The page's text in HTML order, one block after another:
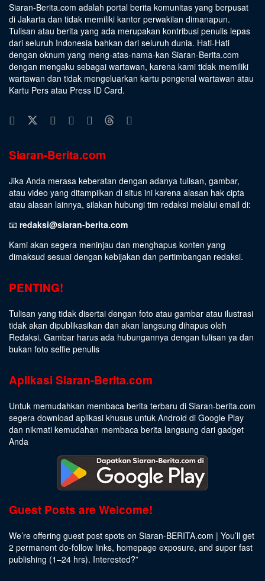
Siaran-Berita.com adalah portal berita komunitas yang berpusat
di Jakarta dan tidak memiliki kantor perwakilan dimanapun.
Tulisan atau berita yang ada merupakan kontribusi penulis lepas
dari seluruh Indonesia bahkan dari seluruh dunia. Hati-Hati
dengan oknum yang meng-atas-nama-kan Siaran-Berita.com
dengan mengaku sebagai wartawan, karena kami tidak memiliki
wartawan dan tidak mengeluarkan kartu pengenal wartawan atau
Kartu Pers atau Press ID Card.
Siaran-Berita.com
Jika Anda merasa keberatan dengan adanya tulisan, gambar,
atau video yang ditampilkan di situs ini karena alasan hak cipta
atau alasan lainnya, silakan hubungi tim redaksi melalui email di:
📧 redaksi@siaran-berita.com
Kami akan segera meninjau dan menghapus konten yang
dimaksud sesuai dengan kebijakan dan pertimbangan redaksi.
PENTING!
Tulisan yang tidak disertai dengan foto atau gambar atau ilustrasi
tidak akan dipublikasikan dan akan langsung dihapus oleh
Redaksi. Gambar harus ada hubungannya dengan tulisan ya dan
bukan foto selfie penulis
Aplikasi Siaran-Berita.com
Untuk memudahkan membaca berita terbaru di Siaran-berita.com
segera download aplikasi khusus untuk Android di Google Play
dan nikmati kemudahan membaca berita langsung dari gadget
Anda
Guest Posts are Welcome!
We’re offering guest post spots on Siaran-BERITA.com | You’ll get
2 permanent do-follow links, homepage exposure, and super fast
publishing (1–24 hrs). Interested?”